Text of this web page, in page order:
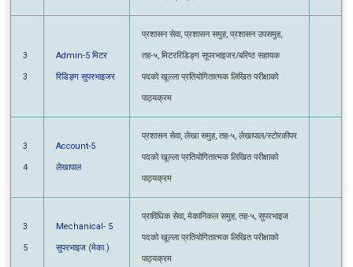
3 रिडिङ्ग सुपरभाइजर
प्रशासन सेवा, प्रशासन समुह, प्रशासन उपसमुह,
तह-५, मिटररिडिङ्ग सूपरभाइजर/बरिष्ठ सहायक
पदको खूल्ला प्रतियोगितात्मक लिखित परीक्षाको
पाठ्यक्रम
4 लेखापाल
प्रशासन सेवा, लेखा समुह, तह-५, लेखापाल/
स्टोरकीपर पदको खूल्ला प्रतियोगितात्मक लिखित
परीक्षाको पाठ्यक्रम
5 सुपरभाइज (मेका.)
प्राविधिक सेवा, मेकानिकल समुह, तह-५, सुपरभाइज
पदको खूल्ला प्रतियोगितात्मक लिखित परीक्षाको
पाठ्यक्रम